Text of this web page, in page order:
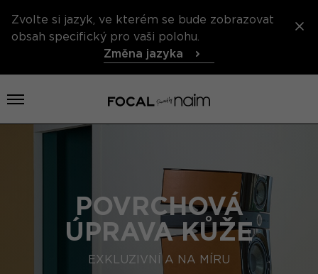
Zvolte si jazyk, ve kterém se bude zobrazovat
obsah specifický pro vaši polohu.
Změna jazyka
Otevřít nabídku
POVRCHOVÁ
ÚPRAVA KŮŽE
EXKLUZIVNÍ A NA MÍRU